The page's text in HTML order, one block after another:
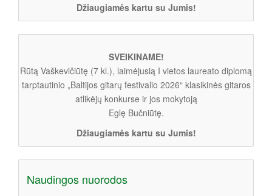
Džiaugiamės kartu su Jumis!
SVEIKINAME!
Rūtą Vaškevičiūtę (7 kl.), laimėjusią I vietos laureato diplomą
tarptautinio „Baltijos gitarų festivalio 2026“ klasikinės gitaros
atlikėjų konkurse ir jos mokytoją
Eglę Bučniūtę.
Džiaugiamės kartu su Jumis!
Naudingos nuorodos